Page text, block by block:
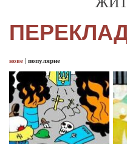
нове | популярне